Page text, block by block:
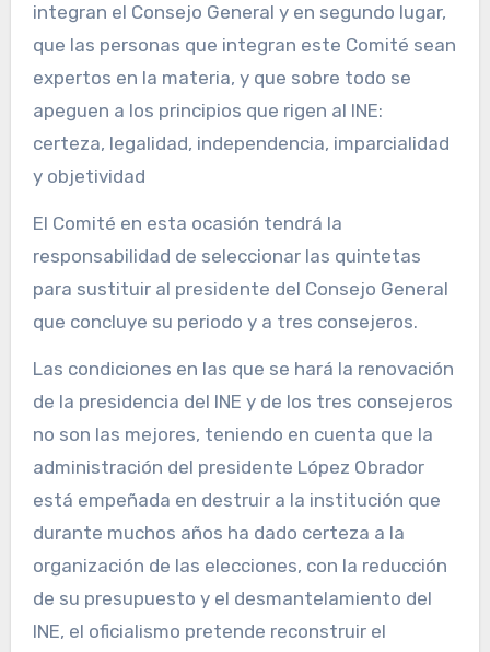
integran el Consejo General y en segundo lugar,
que las personas que integran este Comité sean
expertos en la materia, y que sobre todo se
apeguen a los principios que rigen al INE:
certeza, legalidad, independencia, imparcialidad
y objetividad
El Comité en esta ocasión tendrá la
responsabilidad de seleccionar las quintetas
para sustituir al presidente del Consejo General
que concluye su periodo y a tres consejeros.
Las condiciones en las que se hará la renovación
de la presidencia del INE y de los tres consejeros
no son las mejores, teniendo en cuenta que la
administración del presidente López Obrador
está empeñada en destruir a la institución que
durante muchos años ha dado certeza a la
organización de las elecciones, con la reducción
de su presupuesto y el desmantelamiento del
INE, el oficialismo pretende reconstruir el